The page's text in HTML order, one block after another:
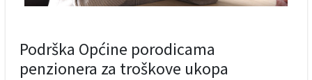
Podrška Općine porodicama
penzionera za troškove ukopa